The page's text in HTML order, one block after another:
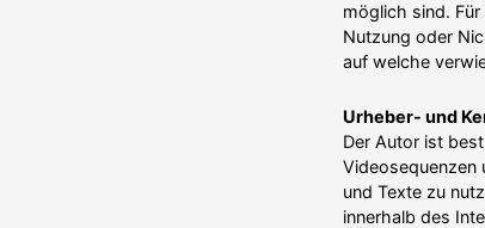
möglich sind.
Nutzung oder
auf welche
Urheber- und
Der Autor ist
Video­se­quenzen
und Texte zu
innerhalb des